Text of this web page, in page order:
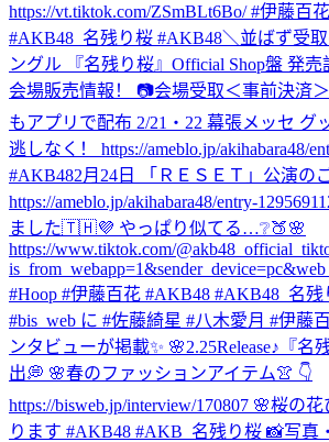
https://vt.tiktok.com/ZSmBLt6Bo/ #伊藤百
#AKB48_名残り桜 #AKB48＼並ばず受
ングル 『名残り桜』Official Shop盤 発売
会場販売情報！ 📷会場受取＜事前決済
もアプリで配布 2/21・22 幕張メッセ グ
逃しなく！ https://ameblo.jp/akihabara48/
#AKB482月24日 「ＲＥＳＥＴ」公演の
https://ameblo.jp/akihabara48/entry-
ました🇹🇭💜 やっぱり似てる…❔🍑🌸
https://www.tiktok.com/
#Hoop #伊藤百花 #AKB48 #AKB48_名残
#bis_web に #佐藤綺星 #八木愛月 #伊藤
ンタビューが掲載✨ 🌸2.25Release♪『名
出💭 🌸春のファッションアイテム👚 👇
https://bisweb.jp/interview/170807 🌸桜の
ります #AKB48 #AKB_名残り桜 📸写真